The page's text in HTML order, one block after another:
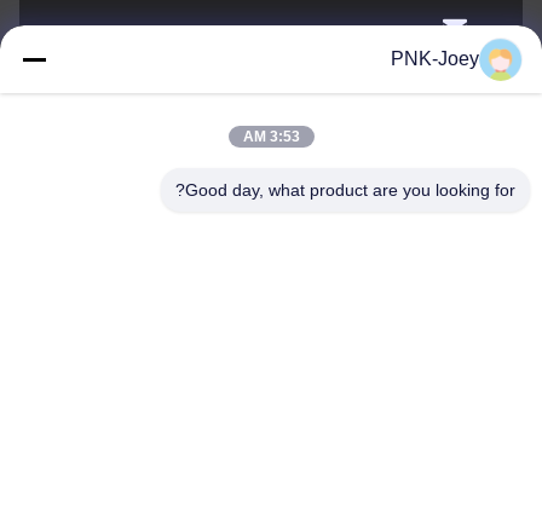
البريد
xianzhihao@gzxingchao.info
008613580404923
PNK-Joey
3:53 AM
Good day, what product are you looking for?